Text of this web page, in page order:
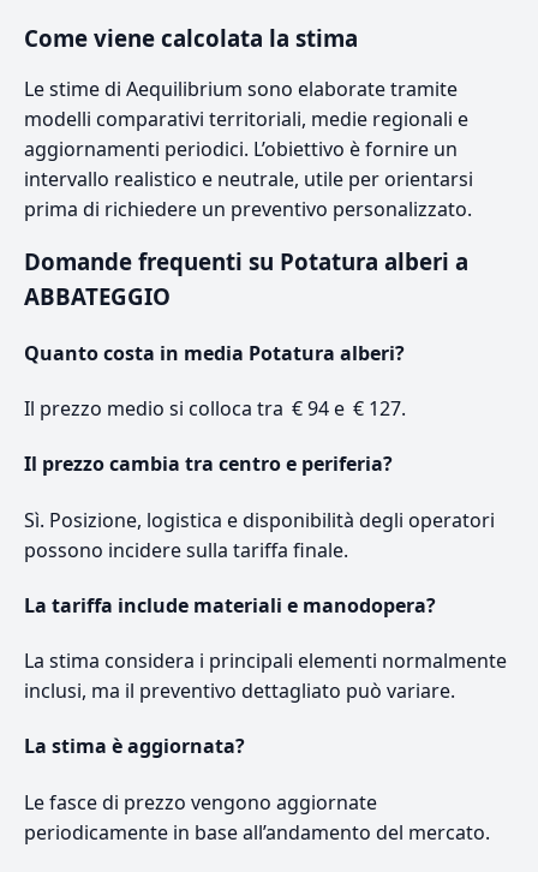
Come viene calcolata la stima
Le stime di Aequilibrium sono elaborate tramite
modelli comparativi territoriali, medie regionali e
aggiornamenti periodici. L’obiettivo è fornire un
intervallo realistico e neutrale, utile per orientarsi
prima di richiedere un preventivo personalizzato.
Domande frequenti su Potatura alberi a
ABBATEGGIO
Quanto costa in media Potatura alberi?
Il prezzo medio si colloca tra € 94 e € 127.
Il prezzo cambia tra centro e periferia?
Sì. Posizione, logistica e disponibilità degli operatori
possono incidere sulla tariffa finale.
La tariffa include materiali e manodopera?
La stima considera i principali elementi normalmente
inclusi, ma il preventivo dettagliato può variare.
La stima è aggiornata?
Le fasce di prezzo vengono aggiornate
periodicamente in base all’andamento del mercato.